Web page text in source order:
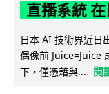
直播系統
日本 AI 技術界近日
偶像前 Juice=Juice
下，僅憑藉與...
閱